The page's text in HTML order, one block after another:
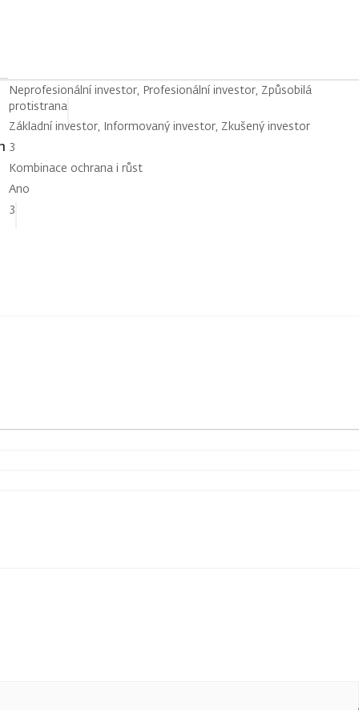
Neprofesionální investor, Profesionální investor, Způsobilá
protistrana
Základní investor, Informovaný investor, Zkušený investor
3
Kombinace ochrana i růst
Ano
3